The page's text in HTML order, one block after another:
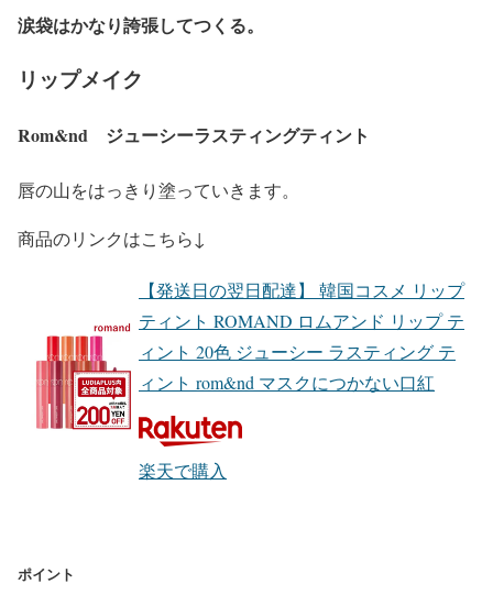
涙袋はかなり誇張してつくる。
リップメイク
Rom&nd ジューシーラスティングティント
唇の山をはっきり塗っていきます。
商品のリンクはこちら↓
【発送日の翌日配達】 韓国コスメ リップ
ティント ROMAND ロムアンド リップ テ
ィント 20色 ジューシー ラスティング テ
ィント rom&nd マスクにつかない口紅
楽天で購入
ポイント